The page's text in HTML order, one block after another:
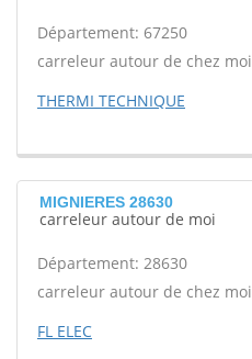
Département: 67250
carreleur autour de chez moi
THERMI TECHNIQUE
MIGNIERES 28630
carreleur autour de moi
Département: 28630
carreleur autour de chez moi
FL ELEC